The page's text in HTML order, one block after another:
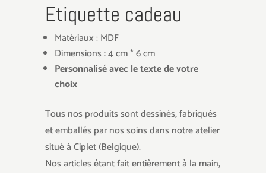
Etiquette cadeau
Matériaux : MDF
Dimensions : 4 cm * 6 cm
Personnalisé avec le texte de votre
choix
Tous nos produits sont dessinés, fabriqués
et emballés par nos soins dans notre atelier
situé à Ciplet (Belgique).
Nos articles étant fait entièrement à la main,